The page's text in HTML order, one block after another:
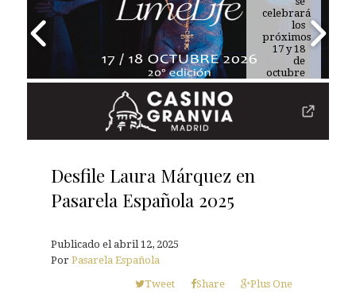
celebrará
los
próximos
17 y 18
de
octubre
de 2026
de
belleza
Desfile Laura Márquez en
Pasarela Española 2025
Publicado el abril 12, 2025
Por Pasarela Española
Tweet
Share Plus One